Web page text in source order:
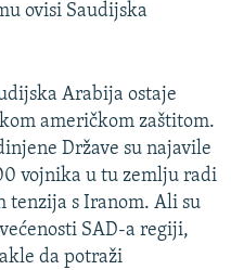
ovisi Saudijska
Arabija ostaje
američkom zaštitom.
Države su najavile
vojnika u tu zemlju radi
tenzija s Iranom. Ali su
SAD-a regiji,
da potraži